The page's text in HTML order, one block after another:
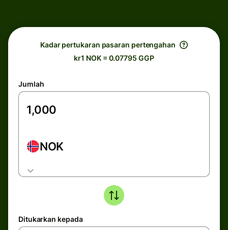
Kadar pertukaran pasaran pertengahan
kr1 NOK = 0.07795 GGP
Jumlah
NOK
Ditukarkan kepada